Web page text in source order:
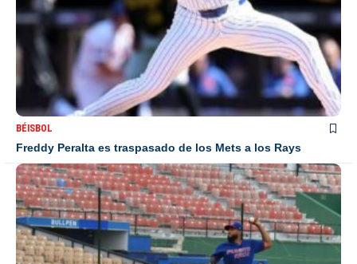
BÉISBOL
Freddy Peralta es traspasado de los Mets a los Rays